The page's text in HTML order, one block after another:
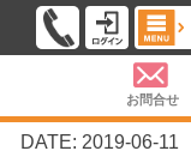
お問合せ
DATE: 2019-06-11